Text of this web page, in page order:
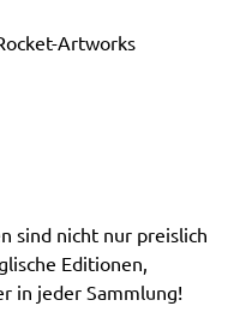
Artworks
sind nicht nur preislich
Editionen,
in jeder Sammlung!